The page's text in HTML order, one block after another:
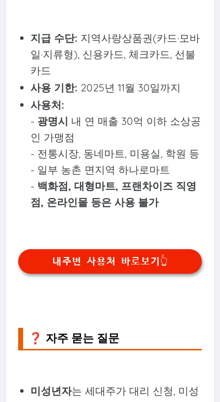
지급 수단: 지역사랑상품권(카드·모바
일·지류형), 신용카드, 체크카드, 선불
카드
사용 기한: 2025년 11월 30일까지
사용처:
- 광명시 내 연 매출 30억 이하 소상공
인 가맹점
- 전통시장, 동네마트, 미용실, 학원 등
- 일부 농촌 면지역 하나로마트
- 백화점, 대형마트, 프랜차이즈 직영
점, 온라인몰 등은 사용 불가
내주변 사용처 바로보기👆️
❓ 자주 묻는 질문
미성년자는 세대주가 대리 신청, 미성